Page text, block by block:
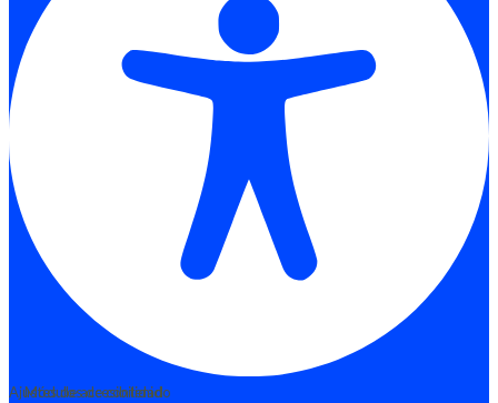
Ajustes de accesibilidad
Módulos de contenido